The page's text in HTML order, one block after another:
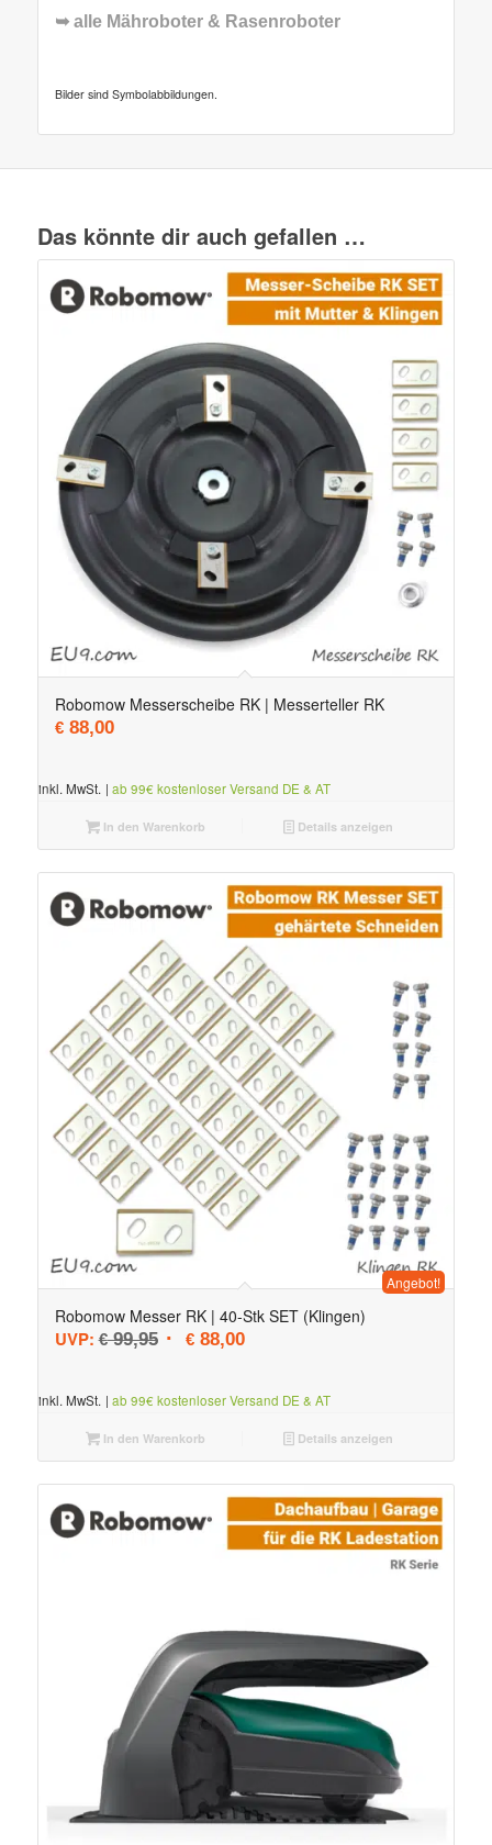
➥ alle Mähroboter & Rasenroboter
Bilder sind Symbolabbildungen.
Das könnte dir auch gefallen …
Robomow Messerscheibe RK | Messerteller RK
€88,00
inkl. MwSt. | ab 99€ kostenloser Versand DE & AT
In den Warenkorb Details anzeigen
Robomow Messer RK | 40-Stk SET (Klingen)
UVP: €99,95 Ursprünglicher Preis war: € 99,95
€88,00Aktueller Preis ist: € 88,00.
Angebot!
inkl. MwSt. | ab 99€ kostenloser Versand DE & AT
In den Warenkorb Details anzeigen